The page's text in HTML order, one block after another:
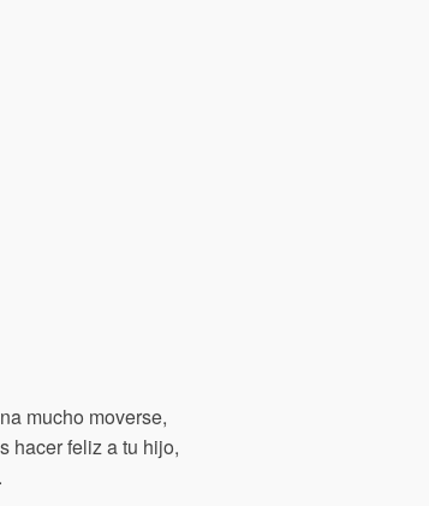
mucho moverse,
hacer feliz a tu hijo,